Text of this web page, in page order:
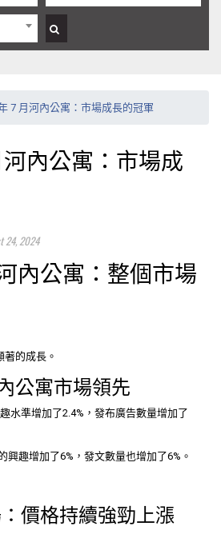
7 月河內公寓：市場成長的冠軍
河內公寓：市場成
24, 2024
內公寓：整個市場
的成長。
公寓市場領先
水準增加了2.4%，發布廣告數量增加了
興趣增加了6%，發文數量也增加了6%。
價格持續強勁上漲